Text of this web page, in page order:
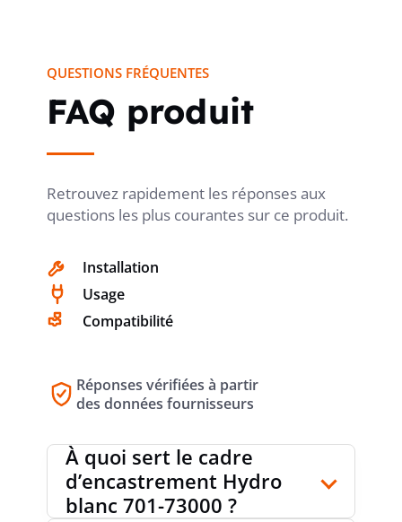
TRAVERSÉE DE BOÎTIER PAR UNE
TUBULURE
MEMBRANE À NIVEAUX
POUR DIAMÈTRE DE TUBE
ENTRÉE ARRIÈRE
QUESTIONS FRÉQUENTES
FAQ produit
Retrouvez rapidement les réponses aux
questions les plus courantes sur ce produit.
Installation
Usage
Compatibilité
Réponses vérifiées à partir
des données fournisseurs
À quoi sert le cadre
d’encastrement Hydro
blanc 701-73000 ?